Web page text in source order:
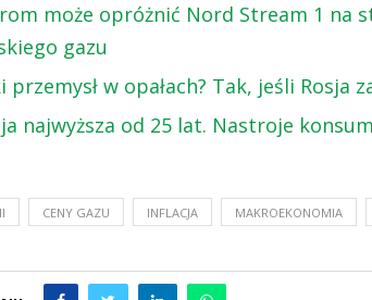
może opróżnić Nord Stream 1 na
gazu
przemysł w opałach? Tak, jeśli Rosja
najwyższa od 25 lat. Nastroje
CENY GAZU INFLACJA MAKROEKONOMIA